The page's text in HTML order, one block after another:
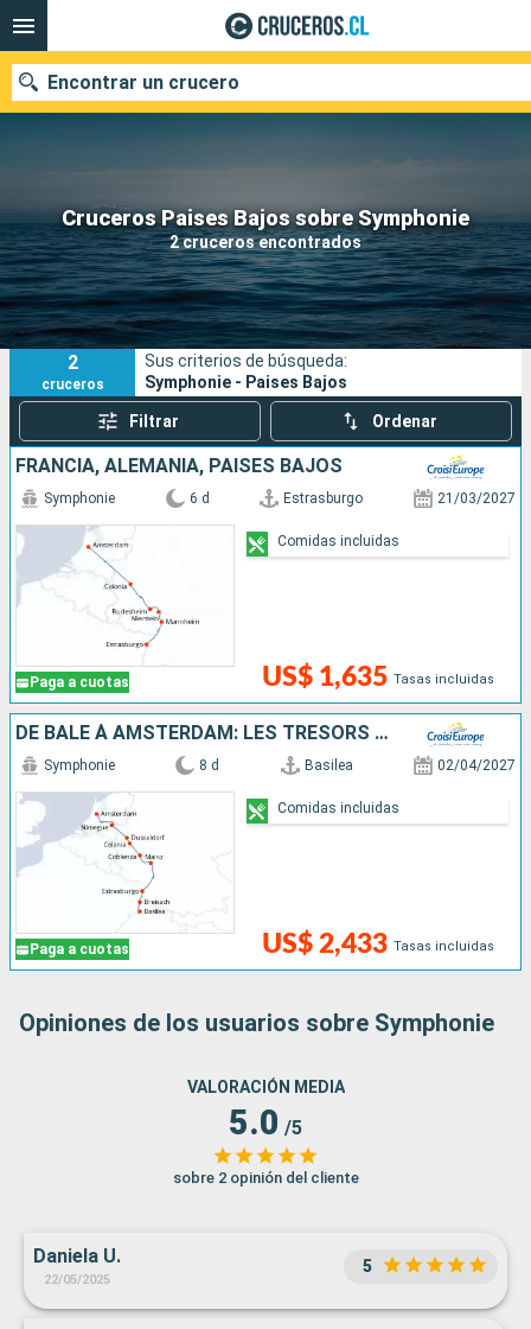
Cruceros Paises Bajos sobre Symphonie
2 cruceros encontrados
Encontrar un crucero
Nuestros destinos
Fecha de salida
Puertos Compañías
Buscar
2
cruceros
Sus criterios de búsqueda:
Symphonie - Paises Bajos
Filtrar Ordenar
FRANCIA, ALEMANIA, PAISES BAJOS
Paga a cuotas
Symphonie 6 d Estrasburgo 21/03/2027
US$ 1,635 Tasas incluidas
Comidas incluidas
DE BÂLE À AMSTERDAM: LES TRÉSORS D'UN FLEUVE MYTHIQUE, LE RHIN
Paga a cuotas
Symphonie 8 d Basilea 02/04/2027
US$ 2,433 Tasas incluidas
Comidas incluidas
Opiniones de los usuarios sobre Symphonie
VALORACIÓN MEDIA
5.0 /5
sobre 2 opinión del cliente
Daniela U.
22/05/2025
5